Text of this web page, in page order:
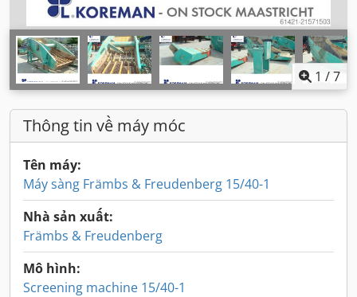
1 /7
Thông tin về máy móc
Tên máy:
Máy sàng Främbs & Freudenberg 15/40-1
Nhà sản xuất:
Främbs & Freudenberg
Mô hình:
Screening machine 15/40-1